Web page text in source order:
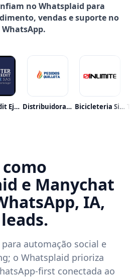
no Whatsplaid para
vendas e suporte no
WhatsApp.
Intercredit Eje S.a.s. Distribuidora Abastible Bicicleteria Sin Limite
e Manychat
IA,
automação social e
o Whatsplaid prioriza
first conectada ao